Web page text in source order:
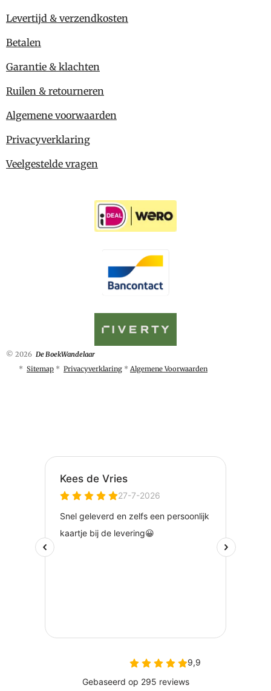
Levertijd & verzendkosten
Betalen
Garantie & klachten
Ruilen & retourneren
Algemene voorwaarden
Privacyverklaring
Veelgestelde vragen
© 2026 De BoekWandelaar
* Sitemap * Privacyverklaring * Algemene Voorwaarden